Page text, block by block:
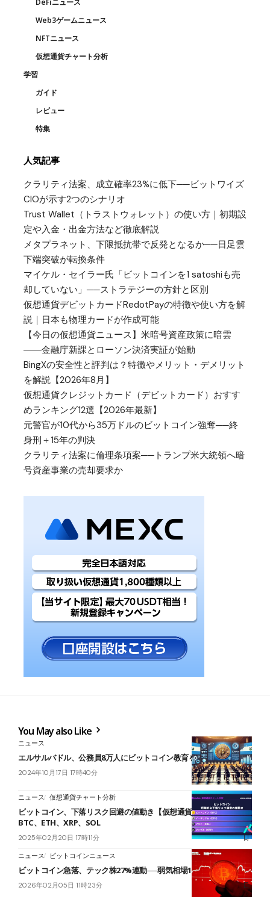
DeFiニュース
Web3ゲームニュース
NFTニュース
仮想通貨チャート分析
学習
ガイド
レビュー
特集
人気記事
クラリティ法案、成立確率23%に低下──ビットワイズ
CIOが示す2つのシナリオ
Trust Wallet（トラストウォレット）の使い方｜初期設
定や入金・出金方法など徹底解説
メタプラネット、下限抵抗帯で反発となるか──日足雲
下端突破が転換条件
マイケル・セイラー氏「ビットコインを1 satoshiも売
却していない」──ストラテジーの方針と区別
仮想通貨デビットカードRedotPayの特徴や使い方を解
説｜日本も物理カードが作成可能
【今日の仮想通貨ニュース】米暗号資産政策に暗雲
――金融庁新課とローソン決済実証が始動
BingXの安全性と評判は？特徴やメリット・デメリット
を解説【2026年8月】
仮想通貨クレジットカード（デビットカード）おすす
めランキング12選【2026年最新】
元警官が10代から35万ドルのビットコイン強奪──終
身刑＋15年の判決
クラリティ法案に倫理条項案──トランプ米大統領へ暗
号資産事業の売却要求か
You May also Like
ニュース
エルサルバドル、公務員8万人にビットコイン教育を実施へ
2024年10月17日 17時40分
ニュース 仮想通貨チャート分析
ビットコイン、下落リスク回避の値動き【仮想通貨チャート分析】
BTC、ETH、XRP、SOL
2025年02月20日 17時11分
ニュース ビットコインニュース
ビットコイン急落、テック株27%連動──弱気相場14カ月予測
2026年02月05日 11時23分